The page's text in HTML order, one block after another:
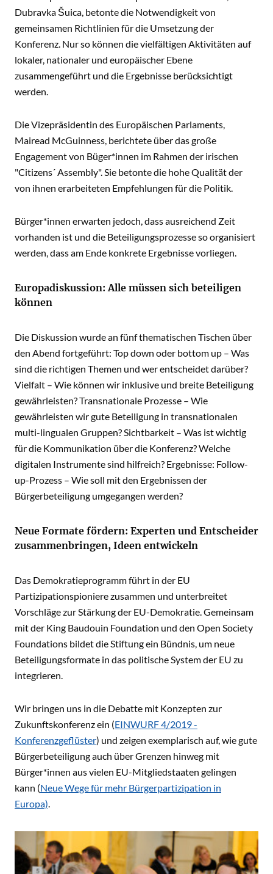
Dubravka Šuica, betonte die Notwendigkeit von
gemeinsamen Richtlinien für die Umsetzung der
Konferenz. Nur so können die vielfältigen Aktivitäten auf
lokaler, nationaler und europäischer Ebene
zusammengeführt und die Ergebnisse berücksichtigt
werden.
Die Vizepräsidentin des Europäischen Parlaments,
Mairead McGuinness, berichtete über das große
Engagement von Büger*innen im Rahmen der irischen
"Citizens´ Assembly". Sie betonte die hohe Qualität der
von ihnen erarbeiteten Empfehlungen für die Politik.
Bürger*innen erwarten jedoch, dass ausreichend Zeit
vorhanden ist und die Beteiligungsprozesse so organisiert
werden, dass am Ende konkrete Ergebnisse vorliegen.
Europadiskussion: Alle müssen sich beteiligen
können
Die Diskussion wurde an fünf thematischen Tischen über
den Abend fortgeführt: Top down oder bottom up – Was
sind die richtigen Themen und wer entscheidet darüber?
Vielfalt – Wie können wir inklusive und breite Beteiligung
gewährleisten? Transnationale Prozesse – Wie
gewährleisten wir gute Beteiligung in transnationalen
multi-lingualen Gruppen? Sichtbarkeit – Was ist wichtig
für die Kommunikation über die Konferenz? Welche
digitalen Instrumente sind hilfreich? Ergebnisse: Follow-
up-Prozess – Wie soll mit den Ergebnissen der
Bürgerbeteiligung umgegangen werden?
Neue Formate fördern: Experten und Entscheider
zusammenbringen, Ideen entwickeln
Das Demokratieprogramm führt in der EU
Partizipationspioniere zusammen und unterbreitet
Vorschläge zur Stärkung der EU-Demokratie. Gemeinsam
mit der King Baudouin Foundation und den Open Society
Foundations bildet die Stiftung ein Bündnis, um neue
Beteiligungsformate in das politische System der EU zu
integrieren.
Wir bringen uns in die Debatte mit Konzepten zur
Zukunftskonferenz ein (EINWURF 4/2019 -
Konferenzgeflüster) und zeigen exemplarisch auf, wie gute
Bürgerbeteiligung auch über Grenzen hinweg mit
Bürger*innen aus vielen EU-Mitgliedstaaten gelingen
kann (Neue Wege für mehr Bürgerpartizipation in
Europa).